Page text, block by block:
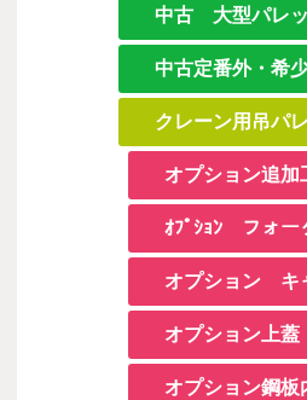
中古 大型パ
中古定番外・
クレーン用吊
オプション追加
ｵﾌﾟｼｮﾝ フォー
オプション キ
オプション上蓋
オプション鋼板